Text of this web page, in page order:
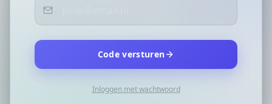
Code versturen
Inloggen met wachtwoord